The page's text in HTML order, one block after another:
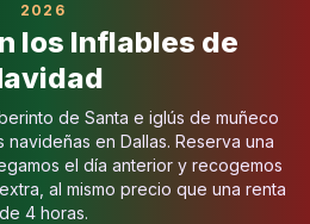
Eventos comunitarios
La selección más
Más de 100,000
Más de 1,000 reseñas
Completamente
2026
los Inflables de
de Santa e iglús de muñeco
en Dallas. Reserva una
el día anterior y recogemos
al mismo precio que una renta
de 4 horas.